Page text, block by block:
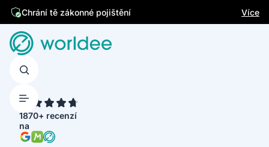
Chrání tě zákonné pojištění
Jsme česká firma Více
1870+ recenzí
na